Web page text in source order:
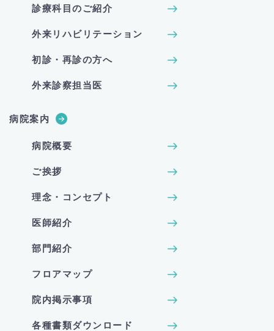
診療科目のご紹介
外来リハビリテーション
初診・再診の方へ
外来診察担当医
病院案内
病院概要
ご挨拶
理念・コンセプト
医師紹介
部門紹介
フロアマップ
院内掲示事項
各種書類ダウンロード